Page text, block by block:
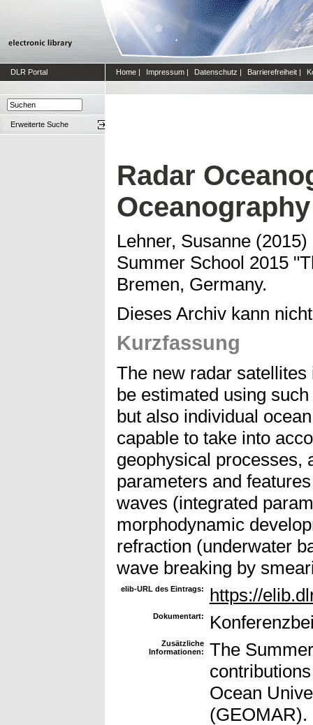
DLR Portal Home | Impressum | Datenschutz | Barrierefreiheit |
Erweiterte Suche
Radar
Oceanography
Lehner, Susanne (2015)
Summer School 2015
Bremen, Germany.
Dieses Archiv kann
Kurzfassung
The new radar
be estimated using
but also individual
capable to take into
geophysical processes,
parameters and
waves (integrated
morphodynamic
refraction (underwater
wave breaking by
elib-URL des Eintrags: https://
Dokumentart:
Zusätzliche
Informationen:
The
Ocean
(GEOMAR).